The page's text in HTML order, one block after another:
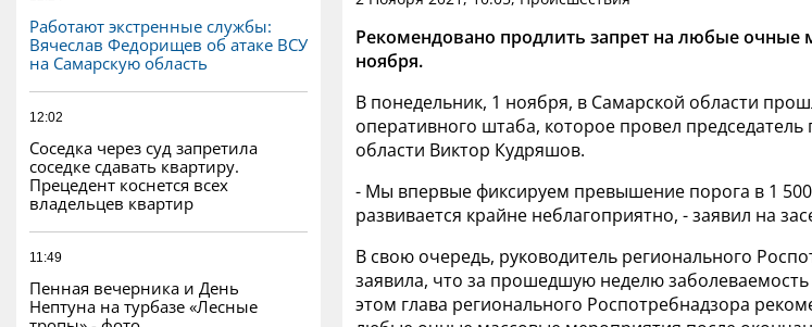
Работают экстренные службы:
Вячеслав Федорищев об атаке ВСУ
на Самарскую область
12:02
Соседка через суд запретила
соседке сдавать квартиру.
Прецедент коснется всех
владельцев квартир
11:49
Пенная вечерника и День
Нептуна на турбазе «Лесные
Рекомендовано продлить запрет на любые очные
ноября.
В понедельник, 1 ноября, в Самарской области
оперативного штаба, которое провел председатель
области Виктор Кудряшов.
- Мы впервые фиксируем превышение порога в 1
развивается крайне неблагоприятно, - заявил на
В свою очередь, руководитель регионального
заявила, что за прошедшую неделю
этом глава регионального Роспотребнадзора